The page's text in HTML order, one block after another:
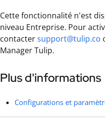
Cette fonctionnalité n'est
niveau Entreprise. Pour
contactersupport@tulip.co
Manager Tulip.
Plus d'informations
Configurations et